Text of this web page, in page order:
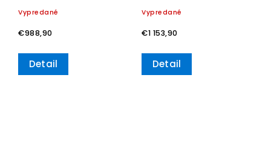
Vypredané
€988,90
Detail
Vypredané
€1 153,90
Detail